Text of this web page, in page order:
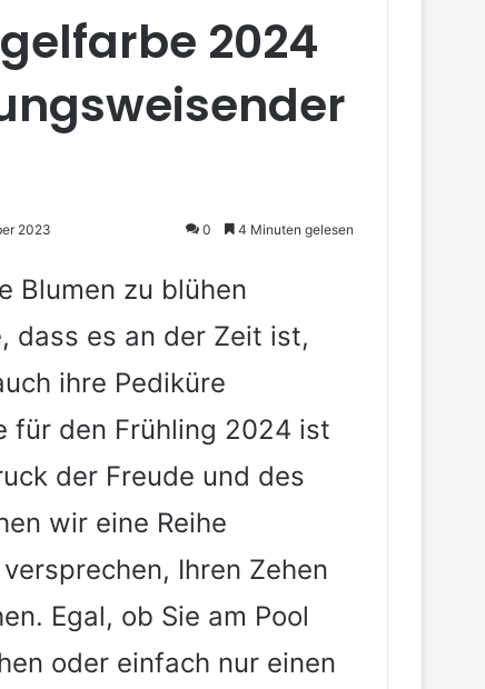
2024
2023 0 4 Minuten gelesen
Blumen zu blühen
dass es an der Zeit ist,
ihre Pediküre
für den Frühling 2024 ist
der Freude und des
wir eine Reihe
Ihren Zehen
Egal, ob Sie am Pool
oder einfach nur einen